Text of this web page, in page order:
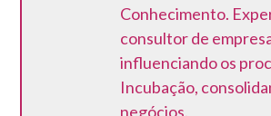
Conhecimento.
consultor de
influenciando os
Incubação,
negócios.